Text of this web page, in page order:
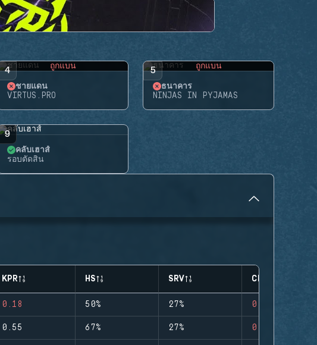
4 ถูกแบน
ชายแดน
VIRTUS.PRO
5 ถูกแบน
ธนาคาร
NINJAS IN PYJAMAS
9
คลับเฮาส์
รอบตัดสิน
KPR HS SRV CLUTCHES
0.18 50% 27% 0
0.55 67% 27% 0